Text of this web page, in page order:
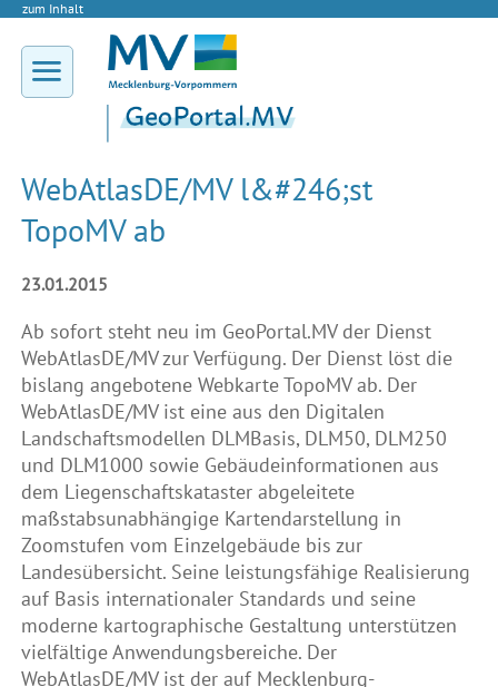
zum Inhalt
WebAtlasDE/MV l&#246;st
TopoMV ab
23.01.2015
Ab sofort steht neu im GeoPortal.MV der Dienst
WebAtlasDE/MV zur Verfügung. Der Dienst löst die
bislang angebotene Webkarte TopoMV ab. Der
WebAtlasDE/MV ist eine aus den Digitalen
Landschaftsmodellen DLMBasis, DLM50, DLM250
und DLM1000 sowie Gebäudeinformationen aus
dem Liegenschaftskataster abgeleitete
maßstabsunabhängige Kartendarstellung in
Zoomstufen vom Einzelgebäude bis zur
Landesübersicht. Seine leistungsfähige Realisierung
auf Basis internationaler Standards und seine
moderne kartographische Gestaltung unterstützen
vielfältige Anwendungsbereiche. Der
WebAtlasDE/MV ist der auf Mecklenburg-